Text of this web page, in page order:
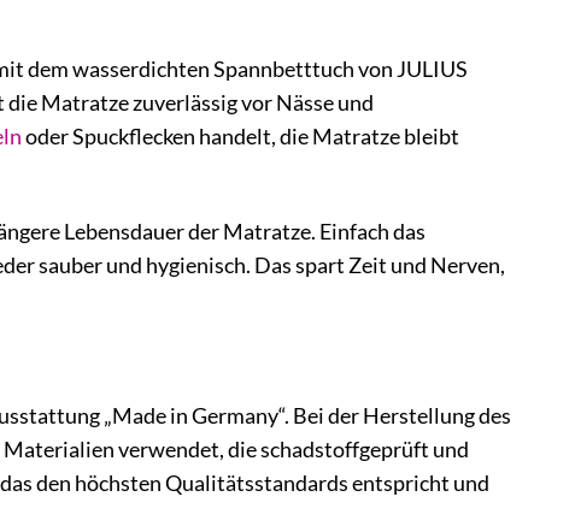
dem wasserdichten Spannbetttuch von JULIUS
Matratze zuverlässig vor Nässe und
oder Spuckflecken handelt, die Matratze bleibt
Lebensdauer der Matratze. Einfach das
sauber und hygienisch. Das spart Zeit und Nerven,
„Made in Germany“. Bei der Herstellung des
verwendet, die schadstoffgeprüft und
den höchsten Qualitätsstandards entspricht und